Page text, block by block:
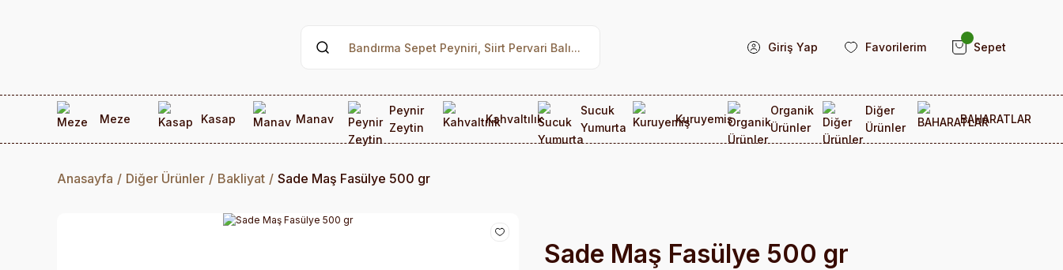
Giriş Yap Favorilerim Sepet
Meze Kasap Manav
Peynir
Zeytin
Kahvaltılık
Sucuk
Yumurta
Kuruyemiş
Organik
Ürünler
Diğer
Ürünler
BAHARATLAR
Anasayfa Diğer Ürünler Bakliyat Sade Maş Fasülye 500 gr
Sade Maş Fasülye 500 gr